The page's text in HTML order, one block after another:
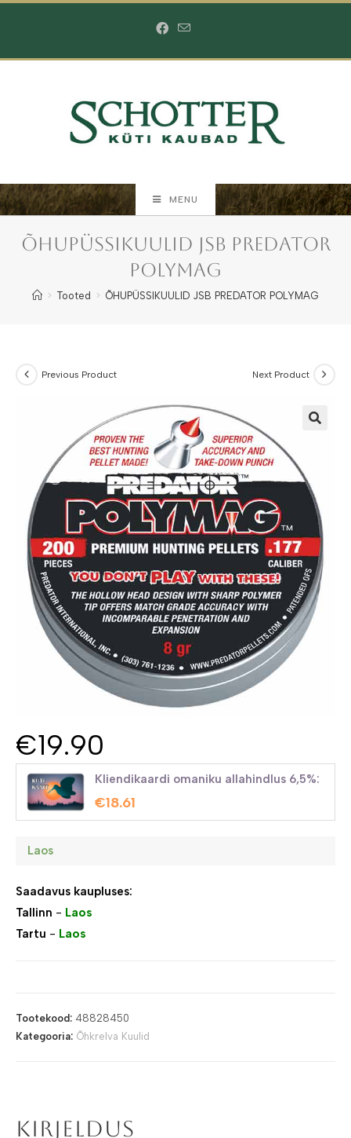
MENU
ÕHUPÜSSIKUULID JSB PREDATOR
POLYMAG
> Tooted > ÕHUPÜSSIKUULID JSB PREDATOR POLYMAG
Previous Product Next Product
€19.90
Kliendikaardi omaniku allahindlus 6,5%:
€18.61
Laos
Saadavus kaupluses:
Tallinn - Laos
Tartu - Laos
Tootekood: 48828450
Kategooria: Õhkrelva Kuulid
Kirjeldus